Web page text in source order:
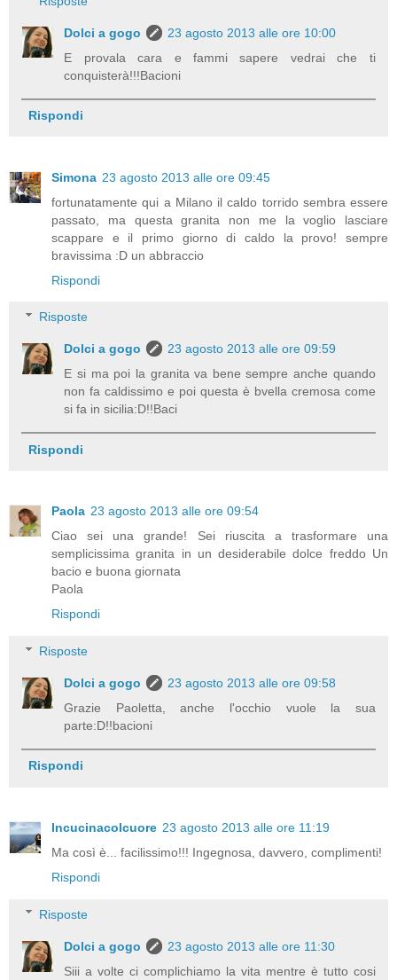
Dolci a gogo
23 agosto 2013 alle ore 10:00
E provala cara e fammi sapere vedrai che ti
conquisterà!!!Bacioni
Rispondi
Simona 23 agosto 2013 alle ore 09:45
fortunatamente qui a Milano il caldo torrido sembra essere
passato, ma questa granita non me la voglio lasciare
scappare e il primo giorno di caldo la provo! sempre
bravissima :D un abbraccio
Rispondi
Risposte
Dolci a gogo
23 agosto 2013 alle ore 09:59
E si ma poi la granita va bene sempre anche quando
non fa caldissimo e poi questa è bvella cremosa come
si fa in sicilia:D!!Baci
Rispondi
Paola 23 agosto 2013 alle ore 09:54
Ciao sei una grande! Sei riuscita a trasformare una
semplicissima granita in un desiderabile dolce freddo Un
bacio e buona giornata
Paola
Rispondi
Risposte
Dolci a gogo
23 agosto 2013 alle ore 09:58
Grazie Paoletta, anche l'occhio vuole la sua
parte:D!!bacioni
Rispondi
Incucinacolcuore 23 agosto 2013 alle ore 11:19
Ma così è... facilissimo!!! Ingegnosa, davvero, complimenti!
Rispondi
Risposte
Dolci a gogo
23 agosto 2013 alle ore 11:30
Siii a volte ci complichiamo la vita mentre è tutto cosi